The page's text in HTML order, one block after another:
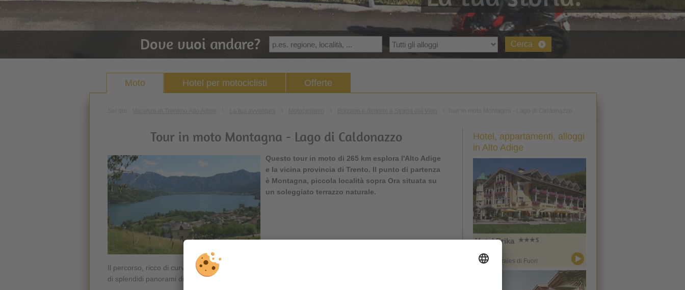
Dove vuoi andare? Cerca
Moto Hotel per motociclisti Offerte
Tour in moto Montagna - Lago di Caldonazzo
Questo tour in moto di 265 km esplora l'Alto Adige
e la vicina provincia di Trento. Il punto di partenza
è Montagna, piccola località sopra Ora situata su
un soleggiato terrazzo naturale.
Il percorso, ricco di curve, entusiasma non solo gli appassionati di motociclismo ma anche tutti gli amanti
di splendidi panorami di montagna.
Hotel, appartamenti, alloggi
in Alto Adige
Hotel Erika
Braies / Braies di Fuori